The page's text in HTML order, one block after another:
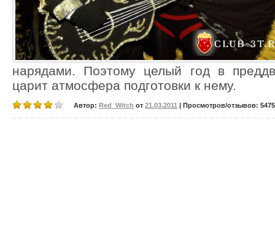
нарядами. Поэтому целый год в
царит атмосфера подготовки к нему.
Автор: Red_Witch от 21.03.2011 | Просмотров/отзывов: